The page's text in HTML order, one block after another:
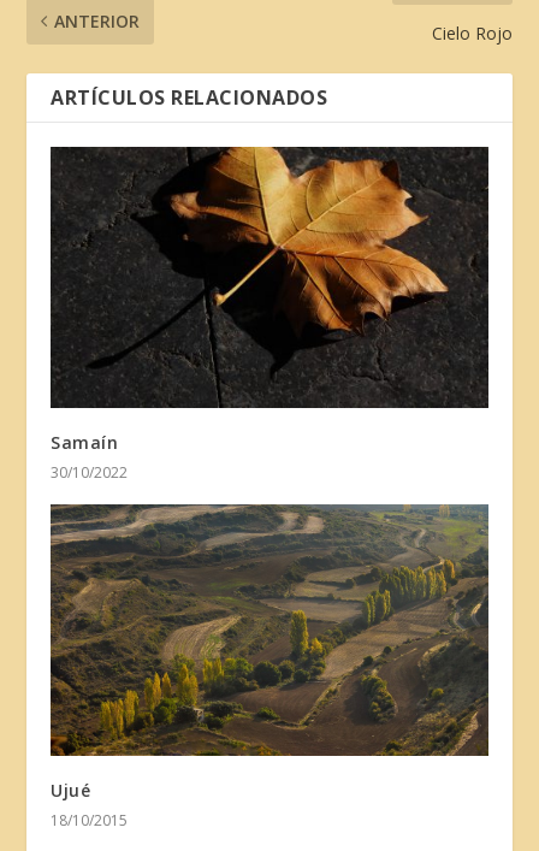
ANTERIOR
Cielo Rojo
ARTÍCULOS RELACIONADOS
Samaín
30/10/2022
Ujué
18/10/2015